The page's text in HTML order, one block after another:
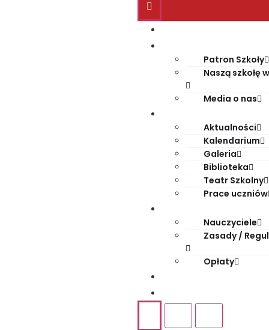
Patron Szkoły
Naszą szkołę
Media o nas
Aktualności
Kalendarium
Galeria
Biblioteka
Teatr Szkolny
Prace uczniów
Nauczyciele
Zasady /
Opłaty